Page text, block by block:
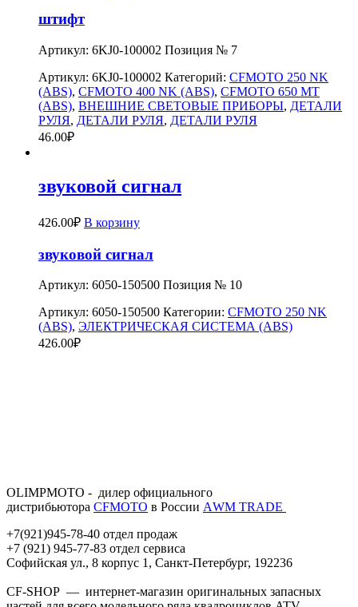
штифт
Артикул: 6KJ0-100002 Позиция № 7
Артикул: 6KJ0-100002 Категорий: CFMOTO 250 NK
(ABS), CFMOTO 400 NK (ABS), CFMOTO 650 MT
(ABS), ВНЕШНИЕ СВЕТОВЫЕ ПРИБОРЫ, ДЕТАЛИ
РУЛЯ, ДЕТАЛИ РУЛЯ, ДЕТАЛИ РУЛЯ
46.00₽
звуковой сигнал
426.00₽ В корзину
звуковой сигнал
Артикул: 6050-150500 Позиция № 10
Артикул: 6050-150500 Категории: CFMOTO 250 NK
(ABS), ЭЛЕКТРИЧЕСКАЯ СИСТЕМА (ABS)
426.00₽
OLIMPMOTO - дилер официального
дистрибьютора CFMOTO в России АWМ TRADE
+7(921)945-78-40 отдел продаж
+7 (921) 945-77-83 отдел сервиса
Софийская ул., 8 корпус 1, Санкт-Петербург, 192236
CF-SHOP — интернет-магазин оригинальных запасных